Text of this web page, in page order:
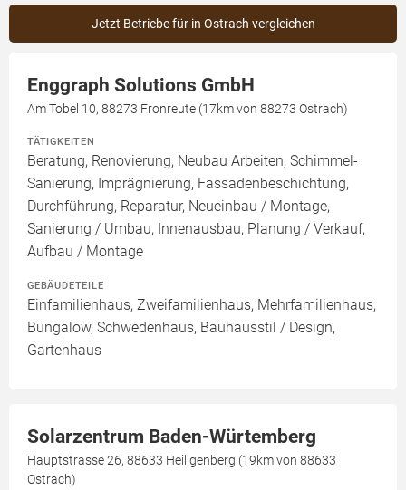
Jetzt Betriebe für in Ostrach vergleichen
Enggraph Solutions GmbH
Am Tobel 10, 88273 Fronreute (17km von 88273 Ostrach)
TÄTIGKEITEN
Beratung, Renovierung, Neubau Arbeiten, Schimmel-
Sanierung, Imprägnierung, Fassadenbeschichtung,
Durchführung, Reparatur, Neueinbau / Montage,
Sanierung / Umbau, Innenausbau, Planung / Verkauf,
Aufbau / Montage
GEBÄUDETEILE
Einfamilienhaus, Zweifamilienhaus, Mehrfamilienhaus,
Bungalow, Schwedenhaus, Bauhausstil / Design,
Gartenhaus
Solarzentrum Baden-Würtemberg
Hauptstrasse 26, 88633 Heiligenberg (19km von 88633
Ostrach)